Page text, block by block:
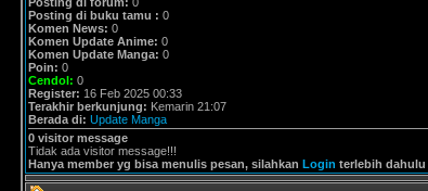
Posting di buku tamu : 0
Komen News: 0
Komen Update Anime: 0
Komen Update Manga: 0
Poin: 0
Cendol: 0
Register: 16 Feb 2025 00:33
Terakhir berkunjung: Kemarin 21:07
Berada di: Update Manga
0 visitor message
Tidak ada visitor message!!!
Hanya member yg bisa menulis pesan, silahkan Login terlebih dahulu